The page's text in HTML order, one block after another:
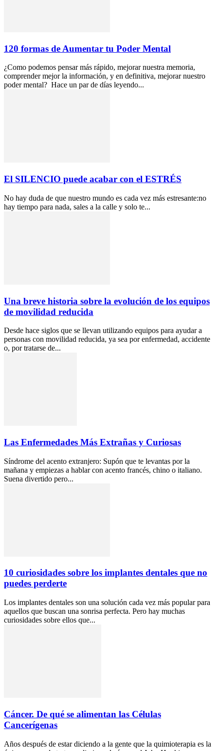
120 formas de Aumentar tu Poder Mental
¿Como podemos pensar más rápido, mejorar nuestra memoria,
comprender mejor la información, y en definitiva, mejorar nuestro
poder mental? Hace un par de días leyendo...
El SILENCIO puede acabar con el ESTRÉS
No hay duda de que nuestro mundo es cada vez más estresante:no
hay tiempo para nada, sales a la calle y solo te...
Una breve historia sobre la evolución de los equipos
de movilidad reducida
Desde hace siglos que se llevan utilizando equipos para ayudar a
personas con movilidad reducida, ya sea por enfermedad, accidente
o, por tratarse de...
Las Enfermedades Más Extrañas y Curiosas
Síndrome del acento extranjero: Supón que te levantas por la
mañana y empiezas a hablar con acento francés, chino o italiano.
Suena divertido pero...
10 curiosidades sobre los implantes dentales que no
puedes perderte
Los implantes dentales son una solución cada vez más popular para
aquellos que buscan una sonrisa perfecta. Pero hay muchas
curiosidades sobre ellos que...
Cáncer. De qué se alimentan las Células
Cancerígenas
Años después de estar diciendo a la gente que la quimioterapia es la